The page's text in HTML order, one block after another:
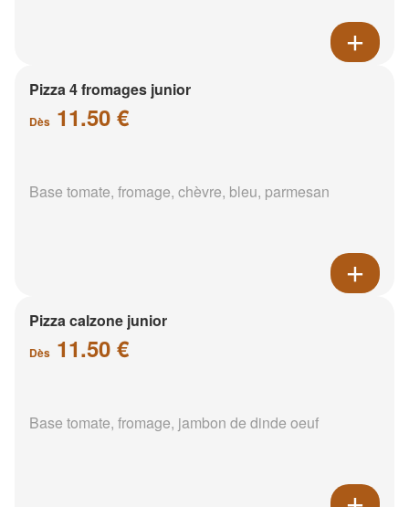
Pizza 4 fromages junior
Dès 11.50 €
Base tomate, fromage, chèvre, bleu, parmesan
Pizza calzone junior
Dès 11.50 €
Base tomate, fromage, jambon de dinde oeuf